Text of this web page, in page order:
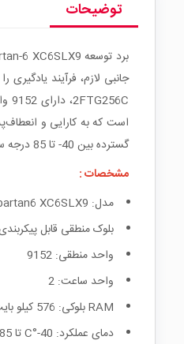
توضیحات
است که به کارایی و
گسترده بین 40- تا 85 درجه سانتی‌گراد، این برد را به گزینه‌ای ایده‌آل برای پروژه‌های صنعتی و محیط‌های سخت تبدیل می‌کند.
مشخصات :
مدل: XC6SLX9
بلوک منطقی قابل پیکربندی: 90 کیلو
واحد منطقی: 9152
واحد ساعت: 2
RAMبلوکی: 576 کیلو بایت
دمای عملکرد: 40-°
Cتا 85°